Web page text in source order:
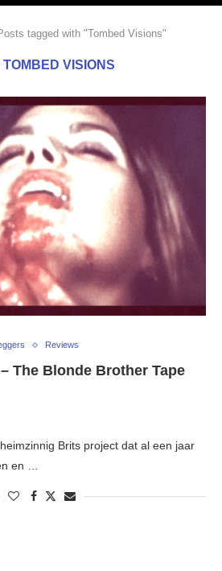
tagged with "Tombed Visions"
TOMBED VISIONS
Reviews
The Blonde Brother Tape
Brits project dat al een jaar
en …